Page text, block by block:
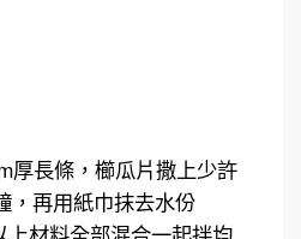
厚長條，櫛瓜片撒上少許
，再用紙巾抹去水份